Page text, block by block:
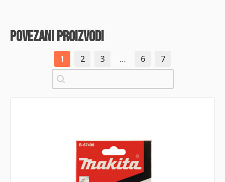
povezani proizvodi
1 2 3 … 6
7
Pretraži